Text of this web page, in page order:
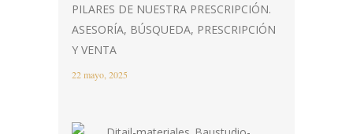
PILARES DE NUESTRA PRESCRIPCIÓN.
ASESORÍA, BÚSQUEDA, PRESCRIPCIÓN
Y VENTA
22 mayo, 2025